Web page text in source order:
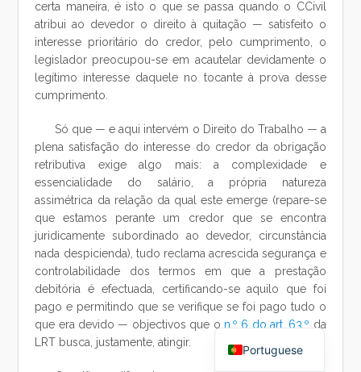
certa maneira, é isto o que se passa quando o CCivil
atribui ao devedor o direito à quitação — satisfeito o
interesse prioritário do credor, pelo cumprimento, o
legislador preocupou-se em acautelar devidamente o
legítimo interesse daquele no tocante à prova desse
cumprimento.
Só que — e aqui intervém o Direito do Trabalho — a
plena satisfação do interesse do credor da obrigação
retributiva exige algo mais: a complexidade e
essencialidade do salário, a própria natureza
assimétrica da relação da qual este emerge (repare-se
que estamos perante um credor que se encontra
juridicamente subordinado ao devedor, circunstância
nada despicienda), tudo reclama acrescida segurança e
controlabilidade dos termos em que a prestação
debitória é efectuada, certificando-se aquilo que foi
pago e permitindo que se verifique se foi pago tudo o
que era devido — objectivos que o n.º 6 do art. 63.º da
LRT busca, justamente, atingir.
Portuguese
Chinese